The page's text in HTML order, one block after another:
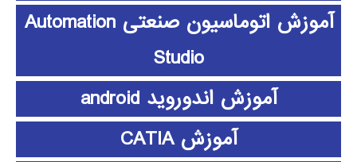
آموزش اتوماسیون صنعتی Automation
Studio
آموزش اندوروید android
آموزش CATIA